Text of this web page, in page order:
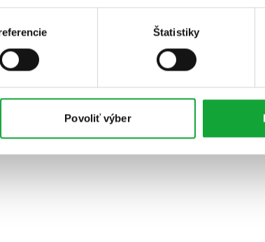
Štatistiky
Povoliť výber